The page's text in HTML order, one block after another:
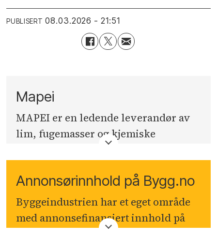
PUBLISERT 08.03.2026 - 21:51
Mapei
MAPEI er en ledende leverandør av
lim, fugemasser og kjemiske
Odal kommune, og anlegget her er
også hjørnesteinen i det nordiske
markedet. Våre produkter er laget for
å tåle utfordringene i vårt nordiske
Annonsørinnhold på Bygg.no
Byggeindustrien har et eget område
med annonsefinansiert innhold på